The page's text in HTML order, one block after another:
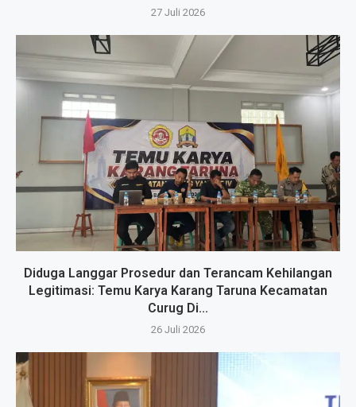
27 Juli 2026
Diduga Langgar Prosedur dan Terancam Kehilangan
Legitimasi: Temu Karya Karang Taruna Kecamatan
Curug Di...
26 Juli 2026